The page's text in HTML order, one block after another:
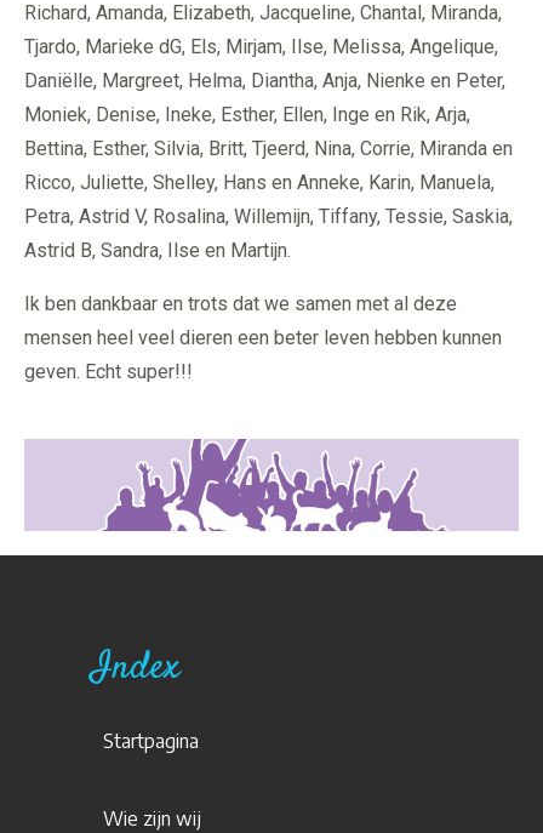
Richard, Amanda, Elizabeth, Jacqueline, Chantal, Miranda,
Tjardo, Marieke dG, Els, Mirjam, Ilse, Melissa, Angelique,
Daniëlle, Margreet, Helma, Diantha, Anja, Nienke en Peter,
Moniek, Denise, Ineke, Esther, Ellen, Inge en Rik, Arja,
Bettina, Esther, Silvia, Britt, Tjeerd, Nina, Corrie, Miranda en
Ricco, Juliette, Shelley, Hans en Anneke, Karin, Manuela,
Petra, Astrid V, Rosalina, Willemijn, Tiffany, Tessie, Saskia,
Astrid B, Sandra, Ilse en Martijn.
Ik ben dankbaar en trots dat we samen met al deze
mensen heel veel dieren een beter leven hebben kunnen
geven. Echt super!!!
Index
Startpagina
Wie zijn wij